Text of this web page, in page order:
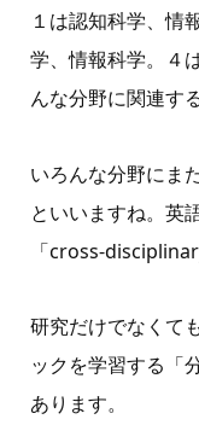
１は認知科学、情
学、情報科学。４
んな分野に関連す
いろんな分野にま
といいますね。
「cross-
研究だけでなくて
ックを学習する「
あります。